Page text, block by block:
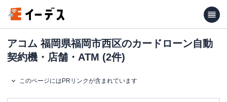
アコム 福岡県福岡市西区のカードローン自動
契約機・店舗・ATM (2件)
このページにはPRリンクが含まれています